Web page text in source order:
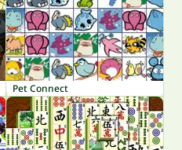
Pet Connect